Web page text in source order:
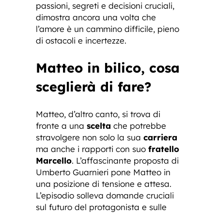
passioni, segreti e decisioni cruciali,
dimostra ancora una volta che
l’amore è un cammino difficile, pieno
di ostacoli e incertezze.
Matteo in bilico, cosa
sceglierà di fare?
Matteo, d’altro canto, si trova di
fronte a una scelta che potrebbe
stravolgere non solo la sua carriera
ma anche i rapporti con suo fratello
Marcello. L’affascinante proposta di
Umberto Guarnieri pone Matteo in
una posizione di tensione e attesa.
L’episodio solleva domande cruciali
sul futuro del protagonista e sulle